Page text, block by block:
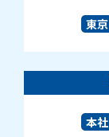
東京
本社